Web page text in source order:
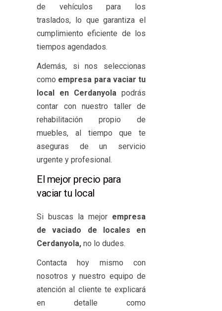
de vehículos para los
traslados, lo que garantiza el
cumplimiento eficiente de los
tiempos agendados.
Además, si nos seleccionas
como empresa para vaciar tu
local en Cerdanyola podrás
contar con nuestro taller de
rehabilitación propio de
muebles, al tiempo que te
aseguras de un servicio
urgente y profesional.
El mejor precio para
vaciar tu local
Si buscas la mejor empresa
de vaciado de locales en
Cerdanyola, no lo dudes.
Contacta hoy mismo con
nosotros y nuestro equipo de
atención al cliente te explicará
en detalle como